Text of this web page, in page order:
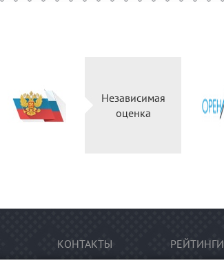
Независимая
оценка
КОНТАКТЫ РЕЙТИНГИ